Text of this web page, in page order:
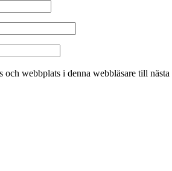
och webbplats i denna webbläsare till